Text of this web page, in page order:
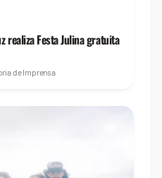
realiza Festa Julina gratuita
de Imprensa